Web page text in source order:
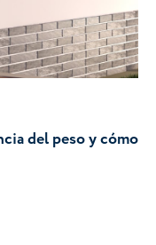
del peso y cómo